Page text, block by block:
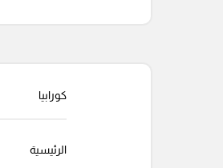
كورابيا
الرئيسية